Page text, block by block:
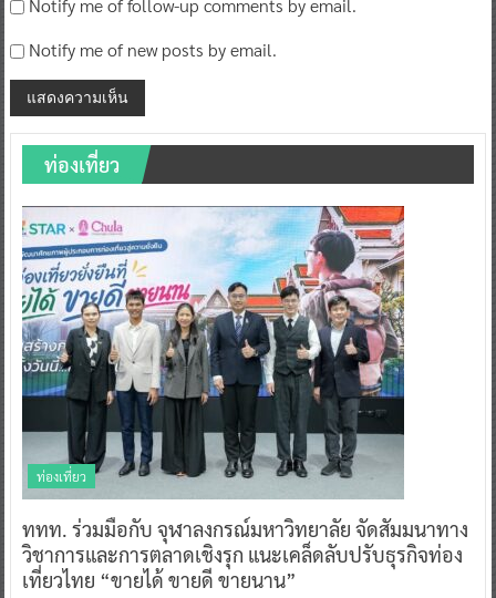
Notify me of follow-up comments by email.
Notify me of new posts by email.
ท่องเที่ยว
ท่องเที่ยว
ททท. ร่วมมือกับ จุฬาลงกรณ์มหาวิทยาลัย จัดสัมมนาทาง
วิชาการและการตลาดเชิงรุก แนะเคล็ดลับปรับธุรกิจท่อง
เที่ยวไทย “ขายได้ ขายดี ขายนาน”